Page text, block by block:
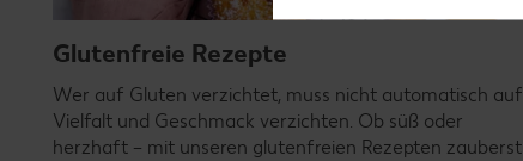
Glutenfreie Rezepte
Wer auf Gluten verzichtet, muss nicht automatisch auf
Vielfalt und Geschmack verzichten. Ob süß oder
herzhaft – mit unseren glutenfreien Rezepten zauberst